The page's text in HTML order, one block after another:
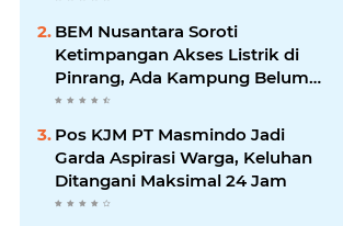
BEM Nusantara Soroti
Ketimpangan Akses Listrik di
Pinrang, Ada Kampung Belum
Terlayani
Pos KJM PT Masmindo Jadi
Garda Aspirasi Warga, Keluhan
Ditangani Maksimal 24 Jam